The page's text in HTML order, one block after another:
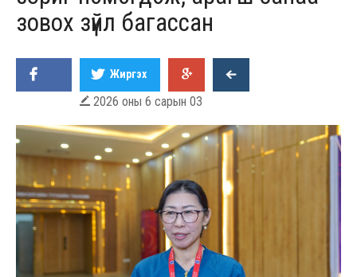
зовох зүйл багассан
Жиргэх
 2026 оны 6 сарын 03